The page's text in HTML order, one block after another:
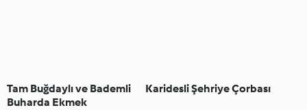
Tam Buğdaylı ve Bademli
Buharda Ekmek
Karidesli Şehriye Çorbası